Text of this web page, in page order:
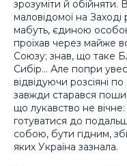
зрозуміти й обійняти.
маловідомої на Заході
мабуть, єдиною особою
проїхав через майже
Союзу; знав, що таке
Сибір… Але попри
відвідуючи розсіяні
завжди старався
що лукавство не
готуватися до
собою, бути гідним,
яких Україна зазнала.